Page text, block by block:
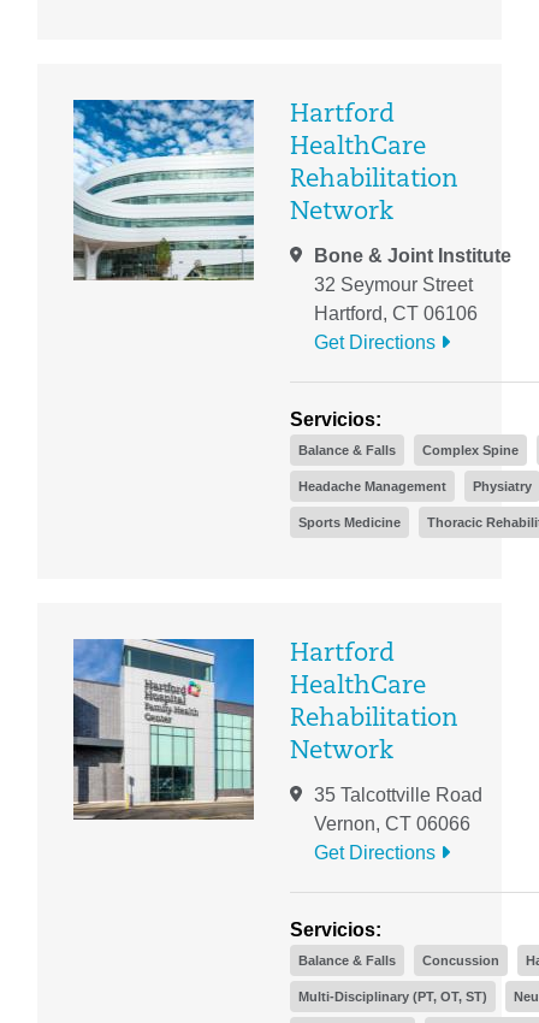
Hartford
HealthCare
Rehabilitation
Network
Bone & Joint Institute
32 Seymour Street
Hartford, CT 06106
Get Directions
Servicios:
Balance & Falls Complex Spine
Headache Management Physiatry
Sports Medicine Thoracic
Hartford
HealthCare
Rehabilitation
Network
35 Talcottville Road
Vernon, CT 06066
Get Directions
Servicios:
Balance & Falls Concussion
Multi-Disciplinary (PT, OT, ST)